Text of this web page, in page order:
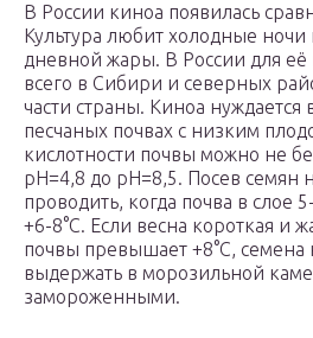
В России киноа появилась
Культура любит холодные
дневной жары. В России для
всего в Сибири и северных
части страны. Киноа нуждается
песчаных почвах с низким
кислотности почвы можно не
рН=4,8 до рН=8,5. Посев семян
проводить, когда почва в слое
+6-8°С. Если весна короткая и
почвы превышает +8°С, семена
выдержать в морозильной
замороженными.